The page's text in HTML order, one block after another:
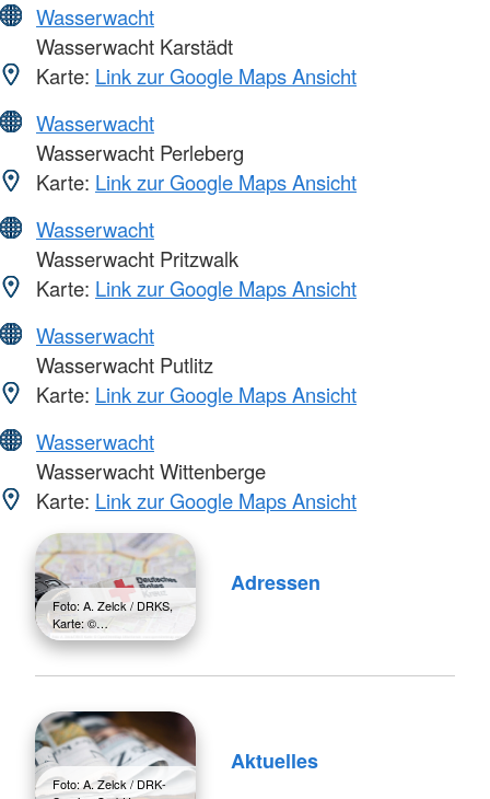
Wasserwacht
Wasserwacht Karstädt
Karte: Link zur Google Maps Ansicht
Wasserwacht
Wasserwacht Perleberg
Karte: Link zur Google Maps Ansicht
Wasserwacht
Wasserwacht Pritzwalk
Karte: Link zur Google Maps Ansicht
Wasserwacht
Wasserwacht Putlitz
Karte: Link zur Google Maps Ansicht
Wasserwacht
Wasserwacht Wittenberge
Karte: Link zur Google Maps Ansicht
Foto: A. Zelck / DRKS,
Karte: ©…
Adressen
Foto: A. Zelck / DRK-
Aktuelles